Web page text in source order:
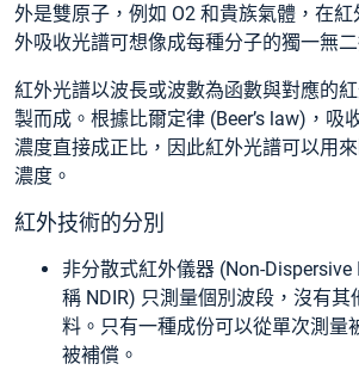
外是雙原子，例如 O2 和貴族氣體，在
外吸收光譜可想像成每種分子的獨一無二
紅外光譜以波長或波數為函數與對應的
製而成。根據比爾定律 (Beer’s law)，吸
濃度直接成正比，因此紅外光譜可以用
濃度。
紅外技術的分別
非分散式紅外儀器 (Non-
稱 NDIR) 只測量個別波段，沒有其
料。只有一種成份可以從單次測量
被補償。